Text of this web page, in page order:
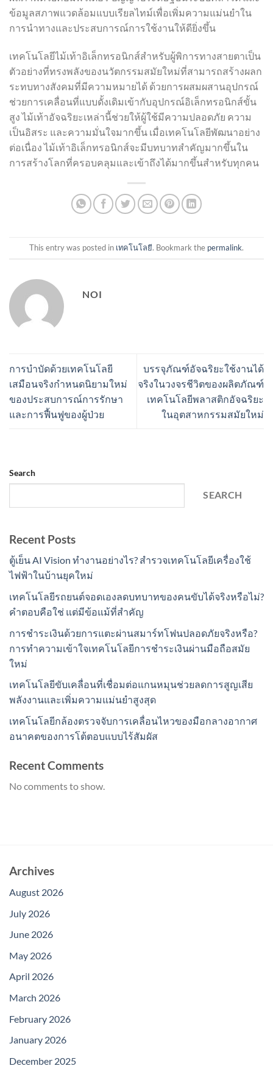
ข้อมูลสภาพแวดล้อมแบบเรียลไทม์เพื่อเพิ่มความแม่นยำใน
การนำทางและประสบการณ์การใช้งานให้ดียิ่งขึ้น
เทคโนโลยีไม้เท้าอิเล็กทรอนิกส์สำหรับผู้พิการทางสายตาเป็น
ตัวอย่างที่ทรงพลังของนวัตกรรมสมัยใหม่ที่สามารถสร้างผลก
ระทบทางสังคมที่มีความหมายได้ ด้วยการผสมผสานอุปกรณ์
ช่วยการเคลื่อนที่แบบดั้งเดิมเข้ากับอุปกรณ์อิเล็กทรอนิกส์ขั้น
สูง ไม้เท้าอัจฉริยะเหล่านี้ช่วยให้ผู้ใช้มีความปลอดภัย ความ
เป็นอิสระ และความมั่นใจมากขึ้น เมื่อเทคโนโลยีพัฒนาอย่าง
ต่อเนื่อง ไม้เท้าอิเล็กทรอนิกส์จะมีบทบาทสำคัญมากขึ้นใน
การสร้างโลกที่ครอบคลุมและเข้าถึงได้มากขึ้นสำหรับทุกคน
This entry was posted in เทคโนโลยี. Bookmark the permalink.
NOI
การบำบัดด้วยเทคโนโลยี
เสมือนจริงกำหนดนิยามใหม่
ของประสบการณ์การรักษา
และการฟื้นฟูของผู้ป่วย
บรรจุภัณฑ์อัจฉริยะใช้งานได้
จริงในวงจรชีวิตของผลิตภัณฑ์
เทคโนโลยีพลาสติกอัจฉริยะ
ในอุตสาหกรรมสมัยใหม่
Search
SEARCH
Recent Posts
ตู้เย็น AI Vision ทำงานอย่างไร? สำรวจเทคโนโลยีเครื่องใช้
ไฟฟ้าในบ้านยุคใหม่
เทคโนโลยีรถยนต์จอดเองลดบทบาทของคนขับได้จริงหรือไม่?
คำตอบคือใช่ แต่มีข้อแม้ที่สำคัญ
การชำระเงินด้วยการแตะผ่านสมาร์ทโฟนปลอดภัยจริงหรือ?
การทำความเข้าใจเทคโนโลยีการชำระเงินผ่านมือถือสมัย
ใหม่
เทคโนโลยีขับเคลื่อนที่เชื่อมต่อแกนหมุนช่วยลดการสูญเสีย
พลังงานและเพิ่มความแม่นยำสูงสุด
เทคโนโลยีกล้องตรวจจับการเคลื่อนไหวของมือกลางอากาศ
อนาคตของการโต้ตอบแบบไร้สัมผัส
Recent Comments
No comments to show.
Archives
August 2026
July 2026
June 2026
May 2026
April 2026
March 2026
February 2026
January 2026
December 2025